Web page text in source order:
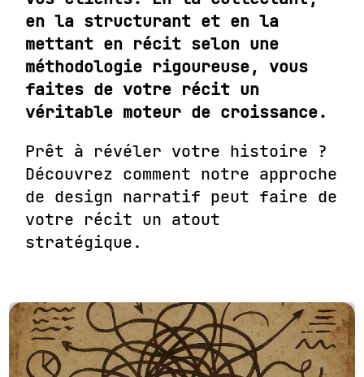
en la structurant et en la
mettant en récit selon une
méthodologie rigoureuse, vous
faites de votre récit un
véritable moteur de croissance.
Prêt à révéler votre histoire ?
Découvrez comment notre approche
de design narratif peut faire de
votre récit un atout
stratégique.